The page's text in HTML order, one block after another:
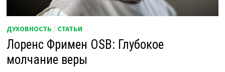
ДУХОВНОСТЬ / СТАТЬИ
Лоренс Фримен OSB: Глубокое
молчание веры